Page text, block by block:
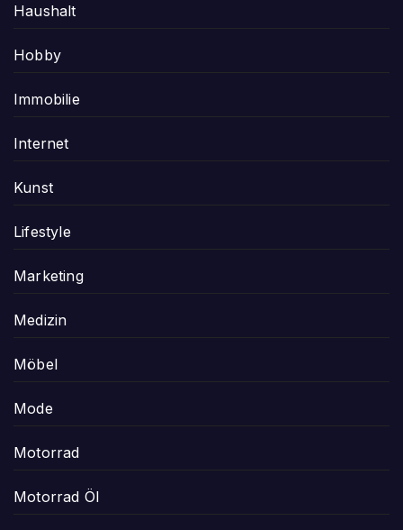
Haushalt
Hobby
Immobilie
Internet
Kunst
Lifestyle
Marketing
Medizin
Möbel
Mode
Motorrad
Motorrad Öl